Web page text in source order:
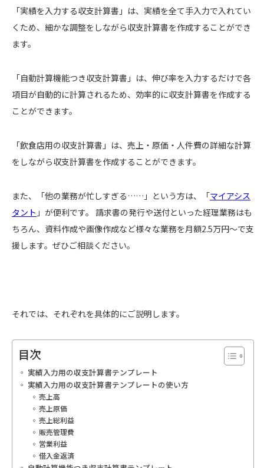
「実績を入力する収支計算書」は、実績を全て手入力で入れてい
くため、細かな調整をしながら収支計算書を作成することができ
ます。
「自動計算機能つき収支計算書」は、伸び率を入力するだけで各
項目が自動的に計算されるため、効率的に収支計算書を作成する
ことができます。
「飲食店用の収支計算書」は、売上・原価・人件費の詳細な計算
をしながら収支計算書を作成することができます。
また、「他の業務が忙しすぎる……」という方は、「マイアシス
タント 」が便利です。 請求書の発行や送付といった経理業務はも
ちろん、資料作成や画像作成など様々な業務を月額2.5万円〜で支
援します。ぜひご相談ください。
それでは、それぞれを具体的にご説明します。
目次
実績入力用の収支計算書テンプレート
実績入力用の収支計算書テンプレートの使い方
売上高
売上原価
売上総利益
販売管理費
営業利益
借入金返済